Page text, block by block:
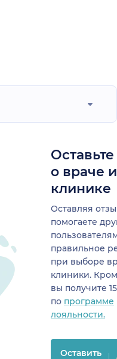
о враче
клинике
Оставляя
помогаете
правильное
при выборе
клиники.
вы получите
по программе
лояльности.
Оставить